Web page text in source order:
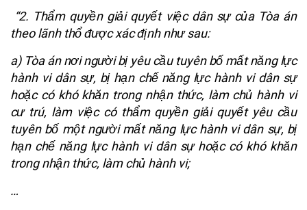
“2. Thẩm quyền giải quyết việc dân sự của Tòa án
theo lãnh thổ được xác định như sau:
a) Tòa án nơi người bị yêu cầu tuyên bố mất năng lực
hành vi dân sự, bị hạn chế năng lực hành vi dân sự
hoặc có khó khăn trong nhận thức, làm chủ hành vi
cư trú, làm việc có thẩm quyền giải quyết yêu cầu
tuyên bố một người mất năng lực hành vi dân sự, bị
hạn chế năng lực hành vi dân sự hoặc có khó khăn
trong nhận thức, làm chủ hành vi;
…